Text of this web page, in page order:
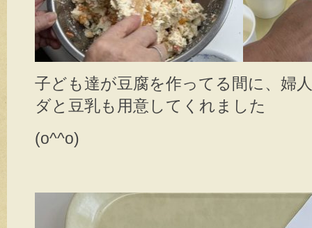
子ども達が豆腐を作ってる間に、婦
ダと豆乳も用意してくれました
(o^^o)